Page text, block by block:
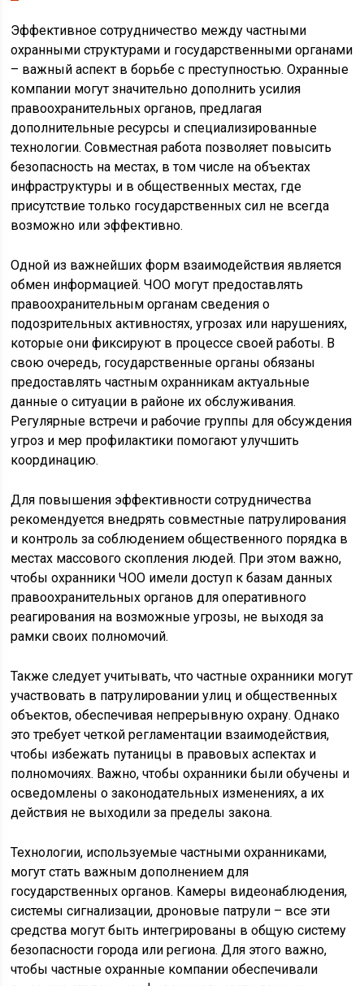
Эффективное сотрудничество между частными
охранными структурами и государственными органами
– важный аспект в борьбе с преступностью. Охранные
компании могут значительно дополнить усилия
правоохранительных органов, предлагая
дополнительные ресурсы и специализированные
технологии. Совместная работа позволяет повысить
безопасность на местах, в том числе на объектах
инфраструктуры и в общественных местах, где
присутствие только государственных сил не всегда
возможно или эффективно.
Одной из важнейших форм взаимодействия является
обмен информацией. ЧОО могут предоставлять
правоохранительным органам сведения о
подозрительных активностях, угрозах или нарушениях,
которые они фиксируют в процессе своей работы. В
свою очередь, государственные органы обязаны
предоставлять частным охранникам актуальные
данные о ситуации в районе их обслуживания.
Регулярные встречи и рабочие группы для обсуждения
угроз и мер профилактики помогают улучшить
координацию.
Для повышения эффективности сотрудничества
рекомендуется внедрять совместные патрулирования
и контроль за соблюдением общественного порядка в
местах массового скопления людей. При этом важно,
чтобы охранники ЧОО имели доступ к базам данных
правоохранительных органов для оперативного
реагирования на возможные угрозы, не выходя за
рамки своих полномочий.
Также следует учитывать, что частные охранники могут
участвовать в патрулировании улиц и общественных
объектов, обеспечивая непрерывную охрану. Однако
это требует четкой регламентации взаимодействия,
чтобы избежать путаницы в правовых аспектах и
полномочиях. Важно, чтобы охранники были обучены и
осведомлены о законодательных изменениях, а их
действия не выходили за пределы закона.
Технологии, используемые частными охранниками,
могут стать важным дополнением для
государственных органов. Камеры видеонаблюдения,
системы сигнализации, дроновые патрули – все эти
средства могут быть интегрированы в общую систему
безопасности города или региона. Для этого важно,
чтобы частные охранные компании обеспечивали